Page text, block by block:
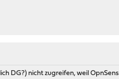
DG?) nicht zugreifen, weil